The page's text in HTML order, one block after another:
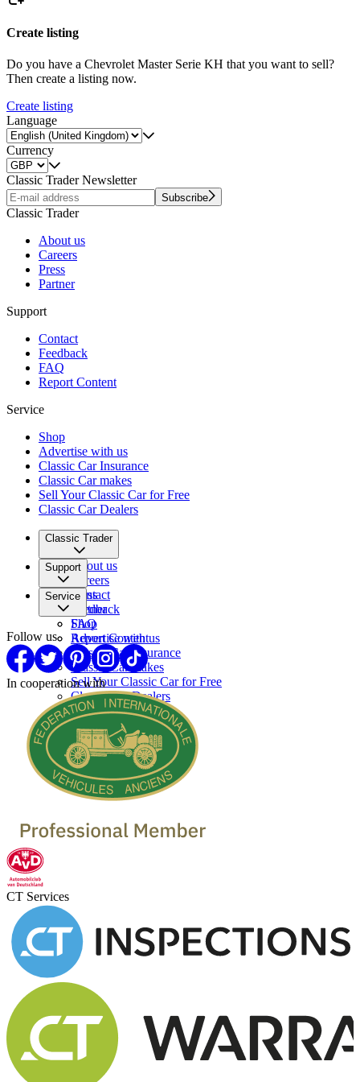
Create listing
Do you have a Chevrolet Master Serie KH that you want to sell?
Then create a listing now.
Create listing
Language
Currency
Classic Trader Newsletter
Subscribe
Classic Trader
About us
Careers
Press
Partner
Support
Contact
Feedback
FAQ
Report Content
Service
Shop
Advertise with us
Classic Car Insurance
Classic Car makes
Sell Your Classic Car for Free
Classic Car Dealers
Classic Trader
About us
Careers
Press
Partner
Support
Contact
Feedback
FAQ
Report Content
Service
Shop
Advertise with us
Classic Car Insurance
Classic Car makes
Sell Your Classic Car for Free
Classic Car Dealers
Follow us
In cooperation with
CT Services